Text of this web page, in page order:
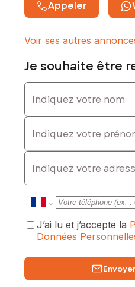
0768418855, E-mail :
commercial immatriculé au
numéro 919109181
Appeler
Voir ses autres
Je souhaite être
Indiquez votre nom
Indiquez votre prénom
E-mail
J’ai lu et j’accepte la
Données